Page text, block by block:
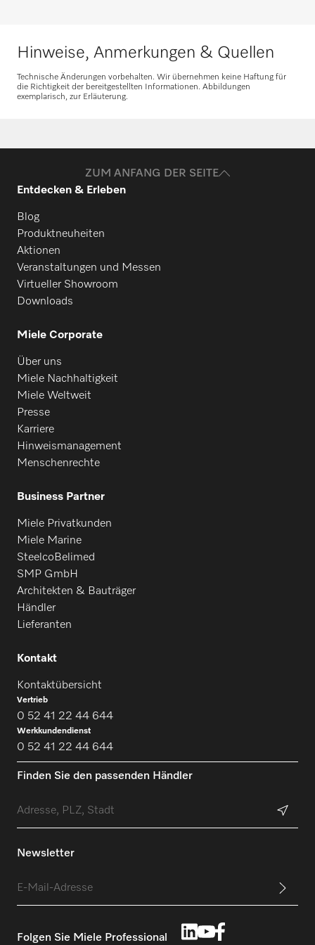
Hinweise, Anmerkungen & Quellen
Technische Änderungen vorbehalten. Wir übernehmen keine Haftung für
die Richtigkeit der bereitgestellten Informationen. Abbildungen
exemplarisch, zur Erläuterung.
ZUM ANFANG DER SEITE
Entdecken & Erleben
Blog
Produktneuheiten
Aktionen
Veranstaltungen und Messen
Virtueller Showroom
Downloads
Miele Corporate
Über uns
Miele Nachhaltigkeit
Miele Weltweit
Presse
Karriere
Hinweismanagement
Menschenrechte
Business Partner
Miele Privatkunden
Miele Marine
SteelcoBelimed
SMP GmbH
Architekten & Bauträger
Händler
Lieferanten
Kontakt
Kontaktübersicht
Vertrieb
0 52 41 22 44 644
Werkkundendienst
0 52 41 22 44 644
Finden Sie den passenden Händler
Newsletter
Folgen Sie Miele Professional